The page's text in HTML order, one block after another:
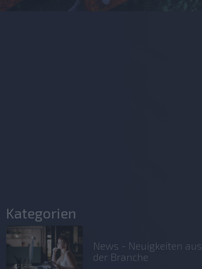
Kategorien
News - Neuigkeiten aus
der Branche